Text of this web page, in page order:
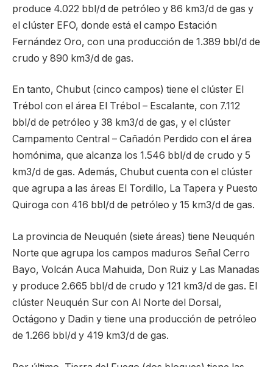
produce 4.022 bbl/d de petróleo y 86 km3/d de gas y
el clúster EFO, donde está el campo Estación
Fernández Oro, con una producción de 1.389 bbl/d de
crudo y 890 km3/d de gas.
En tanto, Chubut (cinco campos) tiene el clúster El
Trébol con el área El Trébol – Escalante, con 7.112
bbl/d de petróleo y 38 km3/d de gas, y el clúster
Campamento Central – Cañadón Perdido con el área
homónima, que alcanza los 1.546 bbl/d de crudo y 5
km3/d de gas. Además, Chubut cuenta con el clúster
que agrupa a las áreas El Tordillo, La Tapera y Puesto
Quiroga con 416 bbl/d de petróleo y 15 km3/d de gas.
La provincia de Neuquén (siete áreas) tiene Neuquén
Norte que agrupa los campos maduros Señal Cerro
Bayo, Volcán Auca Mahuida, Don Ruiz y Las Manadas
y produce 2.665 bbl/d de crudo y 121 km3/d de gas. El
clúster Neuquén Sur con Al Norte del Dorsal,
Octágono y Dadin y tiene una producción de petróleo
de 1.266 bbl/d y 419 km3/d de gas.